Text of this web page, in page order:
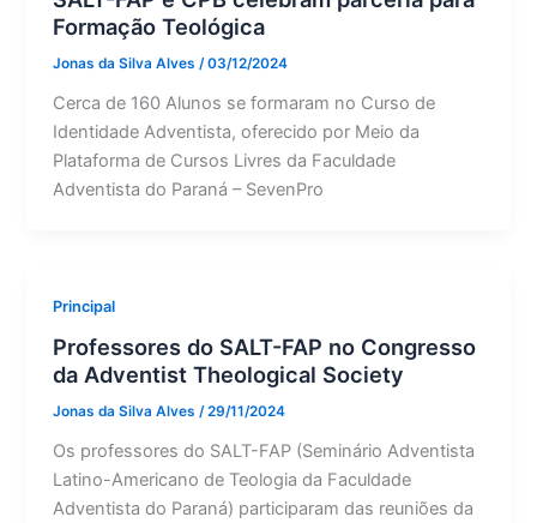
Formação Teológica
Jonas da Silva Alves/03/12/2024
Cerca de 160 Alunos se formaram no Curso de
Identidade Adventista, oferecido por Meio da
Plataforma de Cursos Livres da Faculdade
Adventista do Paraná – SevenPro
Principal
Professores do SALT-FAP no Congresso
da Adventist Theological Society
Jonas da Silva Alves/29/11/2024
Os professores do SALT-FAP (Seminário Adventista
Latino-Americano de Teologia da Faculdade
Adventista do Paraná) participaram das reuniões da